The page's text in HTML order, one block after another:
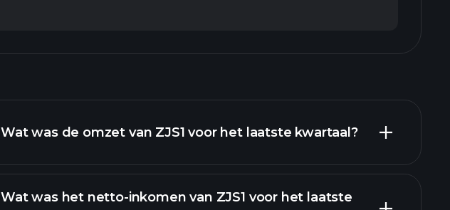
Wat was de omzet van ZJS1 voor het laatste kwartaal?
Wat was het netto-inkomen van ZJS1 voor het laatste